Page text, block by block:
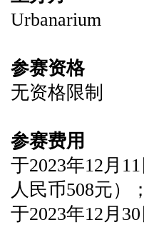
Urbanarium
参赛资格
无资格限制
参赛费用
于2023年12月
人民币508元）；
于2023年12月